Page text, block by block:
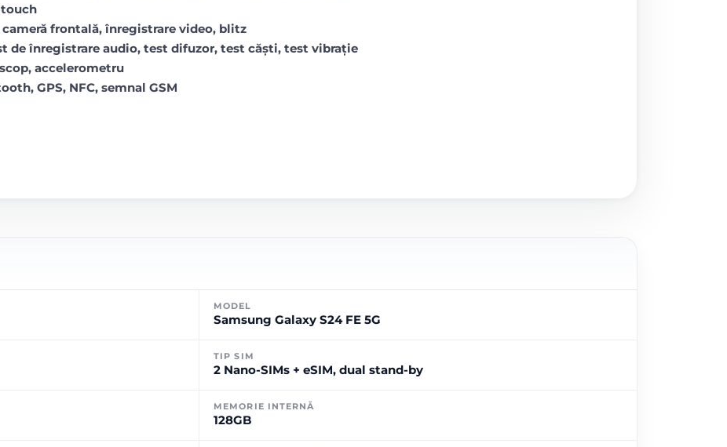
frontală, înregistrare video, blitz
de înregistrare audio, test difuzor, test căști, test vibrație
accelerometru
GPS, NFC, semnal GSM
MODEL
Samsung Galaxy S24 FE 5G
TIP SIM
2 Nano-SIMs + eSIM, dual stand-by
MEMORIE INTERNĂ
128GB